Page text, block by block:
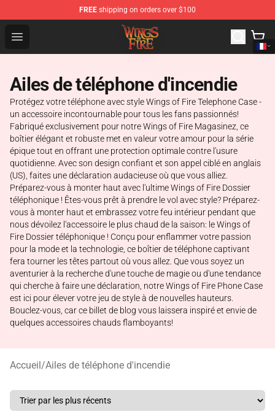
FREE shipping on orders over $100
Open menu
Wings of Fire Shop - Official Wings of Fire Merchandise
Ailes de téléphone d'incendie
Protégez votre téléphone avec style Wings of Fire Telephone Case -
un accessoire incontournable pour tous les fans passionnés!
Fabriqué exclusivement pour notre Wings of Fire Magasinez, ce
boîtier élégant et robuste met en valeur votre amour pour la série
épique tout en offrant une protection optimale contre l'usure
quotidienne. Avec son design confiant et son appel ciblé en anglais
(US), faites une déclaration audacieuse où que vous alliez.
Préparez-vous à monter haut avec l'ultime Wings of Fire Dossier
téléphonique ! Êtes-vous prêt à prendre le vol avec style? Préparez-
vous à monter haut et embrassez votre feu intérieur pendant que
nous dévoilez l'accessoire le plus chaud de la saison: le Wings of
Fire Dossier téléphonique ! Conçu pour enflammer votre passion
pour la mode et la technologie, ce boîtier de téléphone captivant
fera tourner les têtes partout où vous allez. Que vous soyez un
aventurier à la recherche d'une touche de magie ou d'une tendance
qui cherche à faire une déclaration, notre Wings of Fire Phone Case
est ici pour élever votre jeu de style à de nouvelles hauteurs.
Bouclez-vous, car ce billet de blog vous laissera inspiré et envie de
quelques accessoires chauds flamboyants!
Accueil/Ailes de téléphone d'incendie